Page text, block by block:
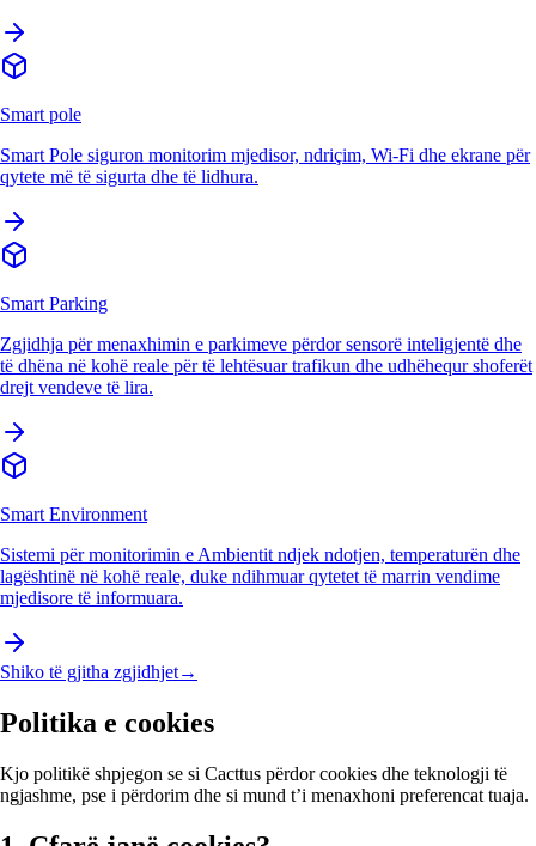
Smart pole
Smart Pole siguron monitorim mjedisor, ndriçim, Wi-Fi dhe ekrane për
qytete më të sigurta dhe të lidhura.
Smart Parking
Zgjidhja për menaxhimin e parkimeve përdor sensorë inteligjentë dhe
të dhëna në kohë reale për të lehtësuar trafikun dhe udhëhequr shoferët
drejt vendeve të lira.
Smart Environment
Sistemi për monitorimin e Ambientit ndjek ndotjen, temperaturën dhe
lagështinë në kohë reale, duke ndihmuar qytetet të marrin vendime
mjedisore të informuara.
Shiko të gjitha zgjidhjet→
Politika e cookies
Kjo politikë shpjegon se si Cacttus përdor cookies dhe teknologji të
ngjashme, pse i përdorim dhe si mund t’i menaxhoni preferencat tuaja.